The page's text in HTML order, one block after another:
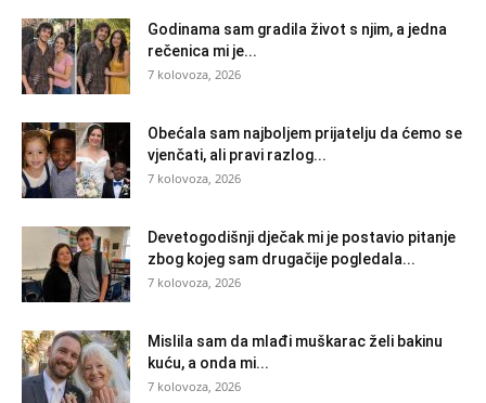
Godinama sam gradila život s njim, a jedna
rečenica mi je...
7 kolovoza, 2026
Obećala sam najboljem prijatelju da ćemo se
vjenčati, ali pravi razlog...
7 kolovoza, 2026
Devetogodišnji dječak mi je postavio pitanje
zbog kojeg sam drugačije pogledala...
7 kolovoza, 2026
Mislila sam da mlađi muškarac želi bakinu
kuću, a onda mi...
7 kolovoza, 2026